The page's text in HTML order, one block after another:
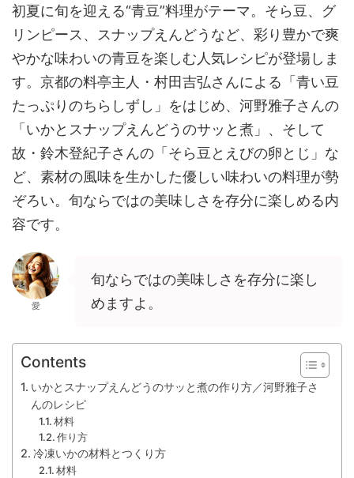
初夏に旬を迎える“青豆”料理がテーマ。そら豆、グ
リンピース、スナップえんどうなど、彩り豊かで爽
やかな味わいの青豆を楽しむ人気レシピが登場しま
す。京都の料亭主人・村田吉弘さんによる「青い豆
たっぷりのちらしずし」をはじめ、河野雅子さんの
「いかとスナップえんどうのサッと煮」、そして
故・鈴木登紀子さんの「そら豆とえびの卵とじ」な
ど、素材の風味を生かした優しい味わいの料理が勢
ぞろい。旬ならではの美味しさを存分に楽しめる内
容です。
愛
旬ならではの美味しさを存分に楽し
めますよ。
Contents
いかとスナップえんどうのサッと煮の作り方／河野雅子さ
んのレシピ
材料
作り方
冷凍いかの材料とつくり方
材料